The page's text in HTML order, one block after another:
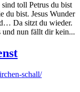
toll Petrus du bist
du bist. Jesus Wunder
Da sitzt du wieder.
und nun fällt dir kein...
schall/